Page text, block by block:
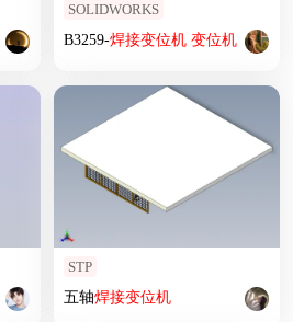
焊接变位 机组合模拟
SOLIDWORKS
B3259-焊接变位机 变位机
STP
五轴焊接变位机